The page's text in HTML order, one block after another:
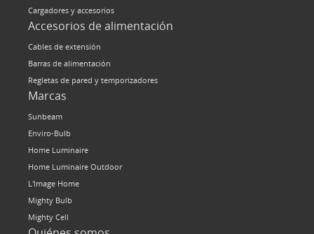
Cargadores y accesorios
Accesorios de alimentación
Cables de extensión
Barras de alimentación
Regletas de pared y temporizadores
Marcas
Sunbeam
Enviro-Bulb
Home Luminaire
Home Luminaire Outdoor
L'Image Home
Mighty Bulb
Mighty Cell